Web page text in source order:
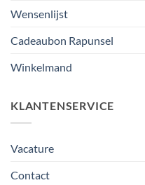
Wensenlijst
Cadeaubon Rapunsel
Winkelmand
KLANTENSERVICE
Vacature
Contact